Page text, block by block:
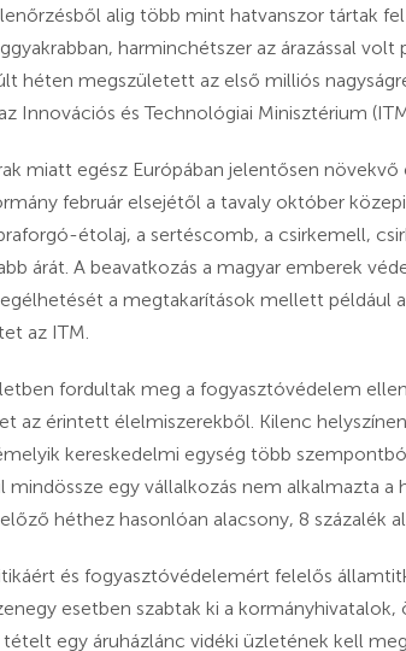
alig több mint hatvanszor tártak
harminchétszer az árazással volt
héten megszületett az első milliós
Innovációs és Technológiai Minisztérium
miatt egész Európában jelentősen növekvő
február elsejétől a tavaly október
étolaj, a sertéscomb, a csirkemell,
árát. A beavatkozás a magyar emberek
a megtakarítások mellett például
az ITM.
fordultak meg a fogyasztóvédelem
az érintett élelmiszerekből. Kilenc
kereskedelmi egység több
egy vállalkozás nem alkalmazta a
héthez hasonlóan alacsony, 8 százalék
és fogyasztóvédelemért felelős
esetben szabtak ki a kormányhivatalok,
egy áruházlánc vidéki üzletének kell